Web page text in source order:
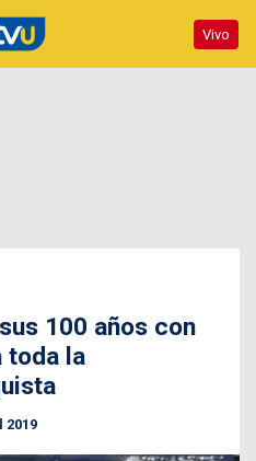
Vivo
100 años con
toda la
2019